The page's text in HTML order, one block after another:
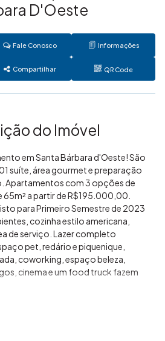
D'Oeste
Fale Conosco Informações
Compartilhar QR Code
do Imóvel
em Santa Bárbara d'Oeste! São
suíte, área gourmet e preparação
Apartamentos com 3 opções de
65m² a partir de R$195.000,00.
para Primeiro Semestre de 2023
cozinha estilo americana,
de serviço. Lazer completo
pet, redário e piquenique,
coworking, espaço beleza,
cinema e um food truck fazem
Esses
inovar em Santa Bárbara D